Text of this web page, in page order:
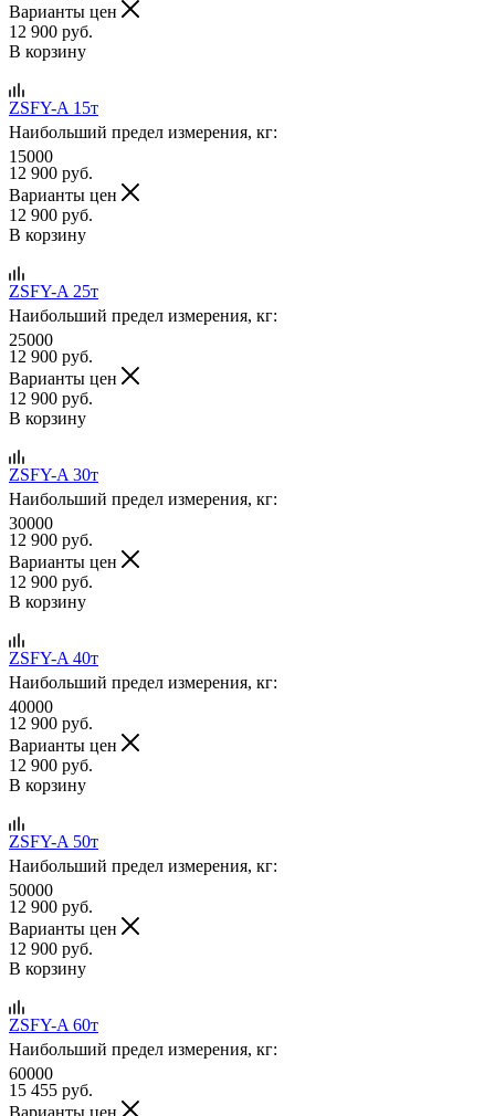
Варианты цен
12 900 руб.
В корзину
ZSFY-A 15т
Наибольший предел измерения, кг:
15000
12 900 руб.
Варианты цен
12 900 руб.
В корзину
ZSFY-A 25т
Наибольший предел измерения, кг:
25000
12 900 руб.
Варианты цен
12 900 руб.
В корзину
ZSFY-A 30т
Наибольший предел измерения, кг:
30000
12 900 руб.
Варианты цен
12 900 руб.
В корзину
ZSFY-A 40т
Наибольший предел измерения, кг:
40000
12 900 руб.
Варианты цен
12 900 руб.
В корзину
ZSFY-A 50т
Наибольший предел измерения, кг:
50000
12 900 руб.
Варианты цен
12 900 руб.
В корзину
ZSFY-A 60т
Наибольший предел измерения, кг:
60000
15 455 руб.
Варианты цен